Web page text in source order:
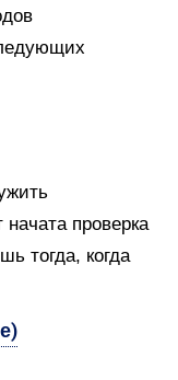
начата проверка
тогда, когда